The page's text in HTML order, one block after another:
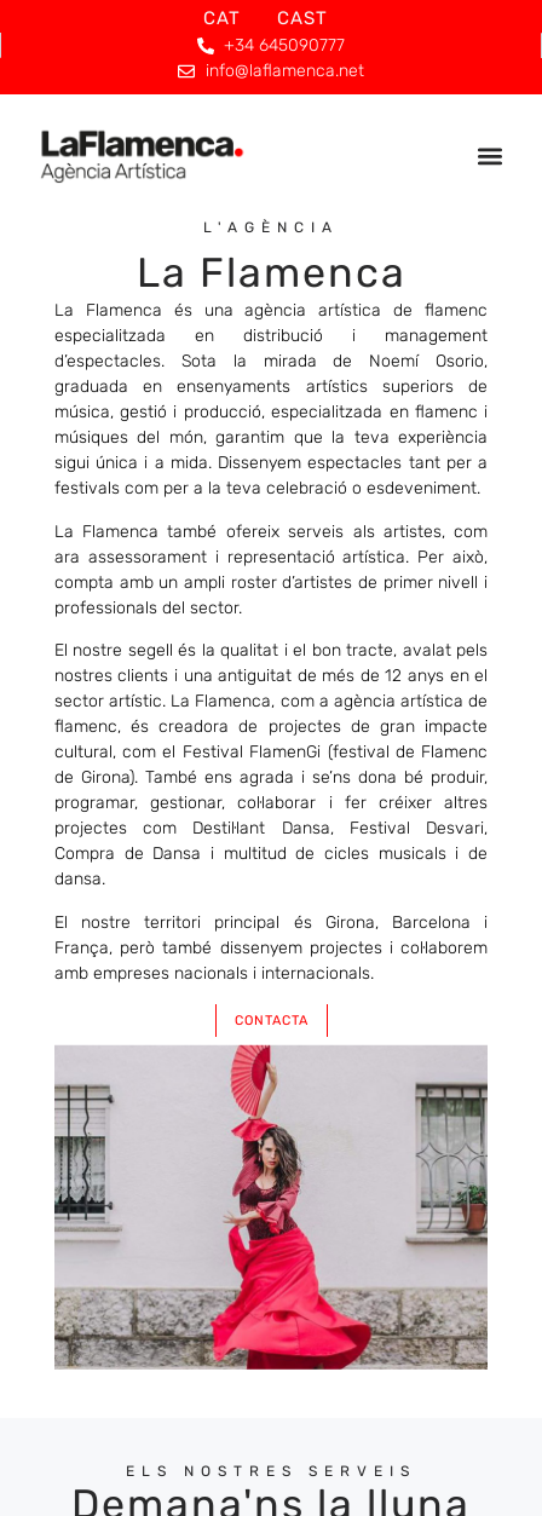
CAT CAST
+34 645090777
info@laflamenca.net
L'AGÈNCIA
La Flamenca
La Flamenca és una agència artística de flamenc
especialitzada en distribució i management
d’espectacles. Sota la mirada de Noemí Osorio,
graduada en ensenyaments artístics superiors de
música, gestió i producció, especialitzada en flamenc i
músiques del món, garantim que la teva experiència
sigui única i a mida. Dissenyem espectacles tant per a
festivals com per a la teva celebració o esdeveniment.
La Flamenca també ofereix serveis als artistes, com
ara assessorament i representació artística. Per això,
compta amb un ampli roster d’artistes de primer nivell i
professionals del sector.
El nostre segell és la qualitat i el bon tracte, avalat pels
nostres clients i una antiguitat de més de 12 anys en el
sector artístic. La Flamenca, com a agència artística de
flamenc, és creadora de projectes de gran impacte
cultural, com el Festival FlamenGi (festival de Flamenc
de Girona). També ens agrada i se’ns dona bé produir,
programar, gestionar, col·laborar i fer créixer altres
projectes com Destil·lant Dansa, Festival Desvari,
Compra de Dansa i multitud de cicles musicals i de
dansa.
El nostre territori principal és Girona, Barcelona i
França, però també dissenyem projectes i col·laborem
amb empreses nacionals i internacionals.
CONTACTA
ELS NOSTRES SERVEIS
Demana'ns la lluna